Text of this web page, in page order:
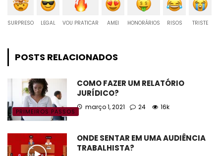
SURPRESO LEGAL VOU PRATICAR AMEI HONORÁRIOS RISOS TRISTE
POSTS RELACIONADOS
PRIMEIROS PASSOS
COMO FAZER UM RELATÓRIO
JURÍDICO?
março 1, 2021 24 16k
ONDE SENTAR EM UMA AUDIÊNCIA
TRABALHISTA?